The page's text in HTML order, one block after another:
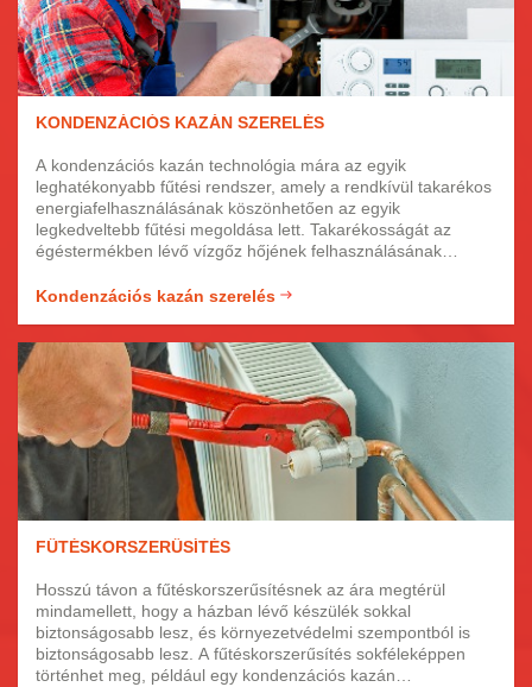
KONDENZÁCIÓS KAZÁN SZERELÉS
A kondenzációs kazán technológia mára az egyik
leghatékonyabb fűtési rendszer, amely a rendkívül takarékos
energiafelhasználásának köszönhetően az egyik
legkedveltebb fűtési megoldása lett. Takarékosságát az
égéstermékben lévő vízgőz hőjének felhasználásának
megtakarítható. Nem utolsó sorban a kondenzációs kazánok
Kondenzációs kazán szerelés
FŰTÉSKORSZERŰSÍTÉS
Hosszú távon a fűtéskorszerűsítésnek az ára megtérül
mindamellett, hogy a házban lévő készülék sokkal
biztonságosabb lesz, és környezetvédelmi szempontból is
biztonságosabb lesz. A fűtéskorszerűsítés sokféleképpen
történhet meg, például egy kondenzációs kazán